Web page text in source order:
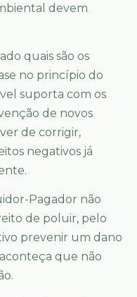
devem
quais são os
no princípio do
suporta com os
de novos
de corrigir,
negativos já
Pagador não
de poluir, pelo
prevenir um dano
que não